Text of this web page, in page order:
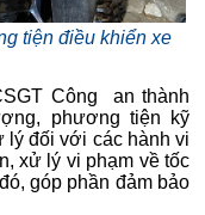
tiện điều khiển xe
Công an thành
phương tiện kỹ
lý đối với các hành vi
xử lý vi phạm về tốc
góp phần đảm bảo